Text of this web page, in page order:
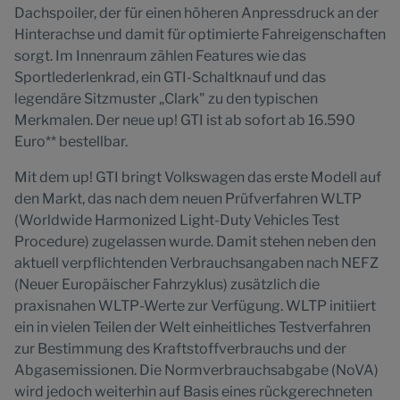
Dachspoiler, der für einen höheren Anpressdruck an der
Hinterachse und damit für optimierte Fahreigenschaften
sorgt. Im Innenraum zählen Features wie das
Sportlederlenkrad, ein GTI-Schaltknauf und das
legendäre Sitzmuster „Clark" zu den typischen
Merkmalen. Der neue up! GTI ist ab sofort ab 16.590
Euro** bestellbar.
Mit dem up! GTI bringt Volkswagen das erste Modell auf
den Markt, das nach dem neuen Prüfverfahren WLTP
(Worldwide Harmonized Light-Duty Vehicles Test
Procedure) zugelassen wurde. Damit stehen neben den
aktuell verpflichtenden Verbrauchsangaben nach NEFZ
(Neuer Europäischer Fahrzyklus) zusätzlich die
praxisnahen WLTP-Werte zur Verfügung. WLTP initiiert
ein in vielen Teilen der Welt einheitliches Testverfahren
zur Bestimmung des Kraftstoffverbrauchs und der
Abgasemissionen. Die Normverbrauchsabgabe (NoVA)
wird jedoch weiterhin auf Basis eines rückgerechneten